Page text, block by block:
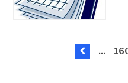
...